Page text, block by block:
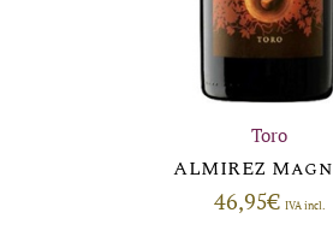
Toro
ALMIREZ
46,95€ IVA incl.